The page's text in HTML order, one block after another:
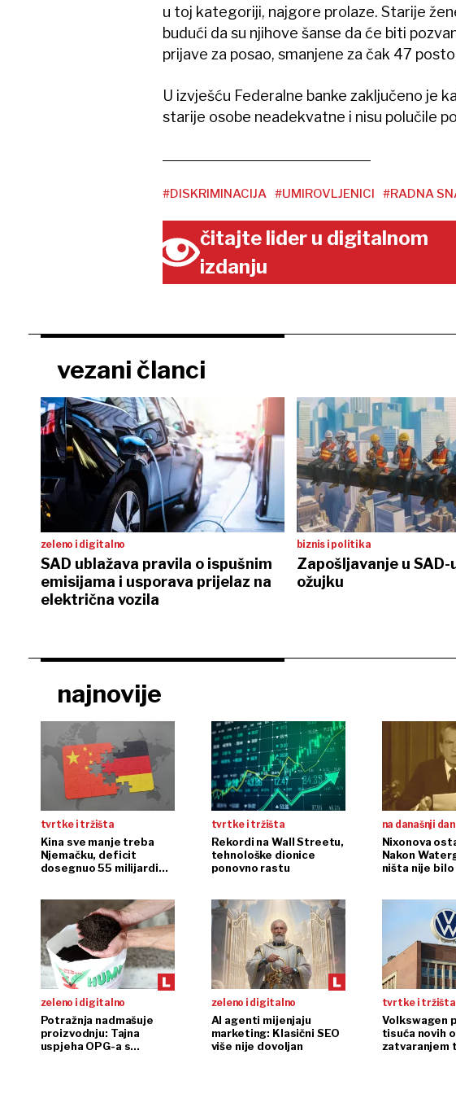
u toj kategoriji, najgore prolaze. Starije
budući da su njihove šanse da će biti
prijave za posao, smanjene za čak 47
U izvješću Federalne banke zaključeno je
starije osobe neadekvatne i nisu polučile
#DISKRIMINACIJA #UMIROVLJENICI #RADNA
čitajte lider u digitalnom
izdanju
vezani članci
zeleno i digitalno
SAD ublažava pravila o ispušnim
emisijama i usporava prijelaz na
električna vozila
biznis i politika
Zapošljavanje u SAD-
ožujku
najnovije
tvrtke i tržišta
Kina sve manje treba
Njemačku, deficit
dosegnuo 55 milijardi
tvrtke i tržišta
Rekordi na Wall Streetu,
tehnološke dionice
ponovno rastu
na današnji dan
Nixonova
Nakon
ništa nije
zeleno i digitalno
Potražnja nadmašuje
proizvodnju: Tajna
uspjeha OPG-a s
zeleno i digitalno
AI agenti mijenjaju
marketing: Klasični SEO
više nije dovoljan
tvrtke i tržišta
Volkswagen
tisuća novih
zatvaranjem